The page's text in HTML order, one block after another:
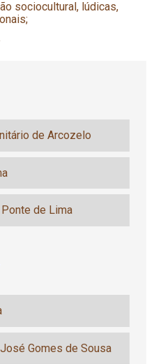
sociocultural, lúdicas,
de Arcozelo
de Lima
Gomes de Sousa